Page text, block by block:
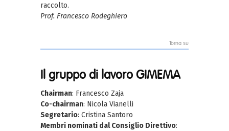
raccolto.
Prof. Francesco Rodeghiero
Torna su
Il gruppo di lavoro GIMEMA
Chairman: Francesco Zaja
Co-chairman: Nicola Vianelli
Segretario: Cristina Santoro
Membri nominati dal Consiglio Direttivo: